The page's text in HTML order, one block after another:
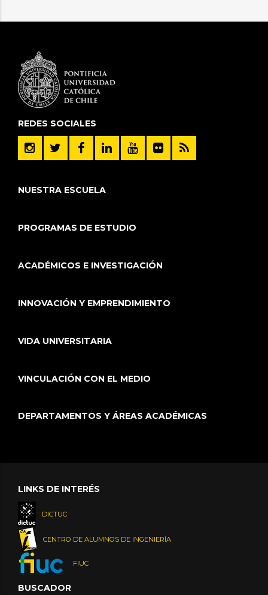
REDES SOCIALES
NUESTRA ESCUELA
PROGRAMAS DE ESTUDIO
ACADÉMICOS E INVESTIGACIÓN
INNOVACIÓN Y EMPRENDIMIENTO
VIDA UNIVERSITARIA
VINCULACIÓN CON EL MEDIO
DEPARTAMENTOS Y ÁREAS ACADÉMICAS
LINKS DE INTERÉS
DICTUC
CENTRO DE ALUMNOS DE INGENIERÍA
FIUC
BUSCADOR